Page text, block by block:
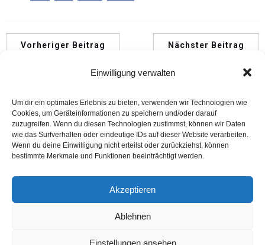
Einwilligung verwalten
Um dir ein optimales Erlebnis zu bieten, verwenden wir Technologien wie
Cookies, um Geräteinformationen zu speichern und/oder darauf
zuzugreifen. Wenn du diesen Technologien zustimmst, können wir Daten
wie das Surfverhalten oder eindeutige IDs auf dieser Website verarbeiten.
Wenn du deine Einwilligung nicht erteilst oder zurückziehst, können
bestimmte Merkmale und Funktionen beeinträchtigt werden.
Akzeptieren
Ablehnen
Einstellungen ansehen
Vorheriger Beitrag Nächster Beitrag
Impressum